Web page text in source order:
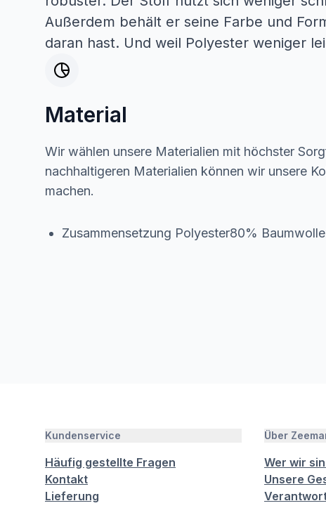
Außerdem behält er seine Farbe und
daran hast. Und weil Polyester weniger
Material
Wir wählen unsere Materialien mit höchster
nachhaltigeren Materialien können wir unsere
machen.
Zusammensetzung Polyester80%
Kundenservice
Häufig gestellte Fragen
Kontakt
Lieferung
Über
Wer wir
Unsere